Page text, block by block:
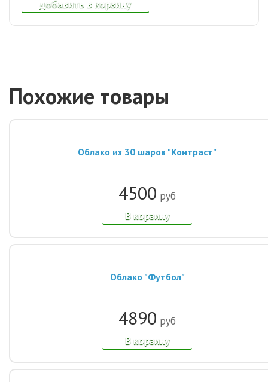
добавить в корзину
Похожие товары
Облако из 30 шаров "Контраст"
4500 руб
В корзину
Облако "Футбол"
4890 руб
В корзину